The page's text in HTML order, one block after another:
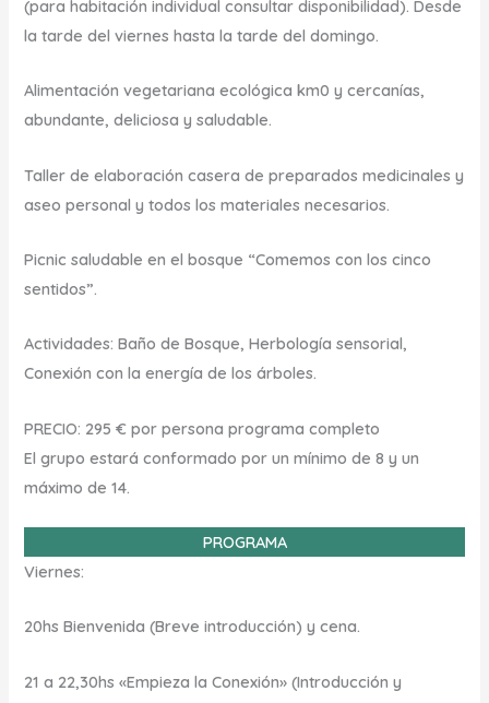
(para habitación individual consultar disponibilidad). Desde
la tarde del viernes hasta la tarde del domingo.
Alimentación vegetariana ecológica km0 y cercanías,
abundante, deliciosa y saludable.
Taller de elaboración casera de preparados medicinales y
aseo personal ytodos los materiales necesarios.
Picnic saludable en el bosque “Comemos con los cinco
sentidos”.
Actividades: Baño de Bosque, Herbología sensorial,
Conexión con la energía de los árboles.
PRECIO: 295 € por persona programa completo
El grupo estará conformado por un mínimo de 8 y un
máximo de 14.
PROGRAMA
Viernes:
20hs Bienvenida (Breve introducción) y cena.
21 a 22,30hs «Empieza la Conexión» (Introducción y